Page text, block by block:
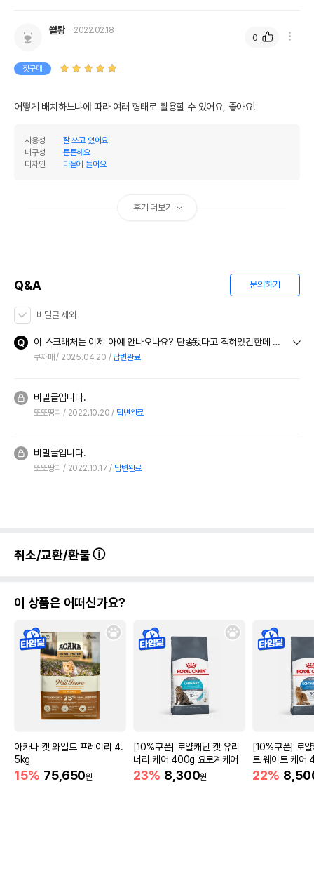
쏼뢍 2022.02.18
첫구매
어떻게 배치하느냐에 따라 여러 형태로 활용할 수 있어요, 좋아요!
사용성
잘 쓰고 있어요
내구성
튼튼해요
디자인
마음에 들어요
0
후기 더보기
Q&A 문의하기
비밀글 제외
이 스크래처는 이제 아예 안나오나요? 단종됐다고 적혀있긴한데 혹시나 해서 문의합니다
쿠자매 2025.04.20 답변완료
비밀글입니다.
또또땅띠 2022.10.20 답변완료
비밀글입니다.
또또땅띠 2022.10.17 답변완료
취소/교환/환불
이 상품은 어떠신가요?
아카나 캣 와일드 프레이리 4.
5kg
15% 75,650원
[10%쿠폰] 로얄캐닌 캣 유리
너리 케어 400g 요로계케어
23% 8,300원
[10%쿠폰] 로
트 웨이트 케어
리
22%